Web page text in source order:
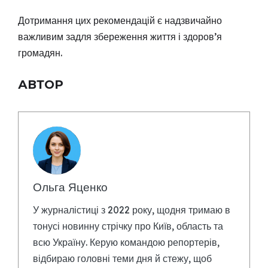
Дотримання цих рекомендацій є надзвичайно
важливим задля збереження життя і здоров’я
громадян.
АВТОР
Ольга Яценко
У журналістиці з 2022 року, щодня тримаю в
тонусі новинну стрічку про Київ, область та
всю Україну. Керую командою репортерів,
відбираю головні теми дня й стежу, щоб